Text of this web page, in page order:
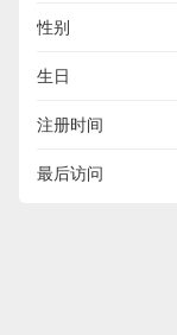
性别
生日
注册时间
最后访问